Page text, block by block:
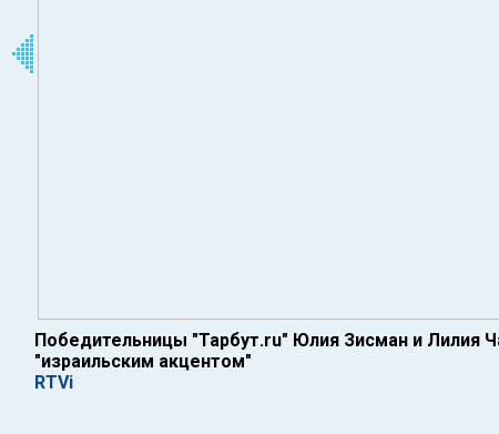
Победительницы "Тарбут.ru" Юлия Зисман и Лилия
"израильским акцентом"
RTVi